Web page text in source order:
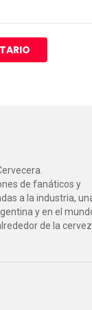
de fanáticos y
a la industria,
y en el
de la